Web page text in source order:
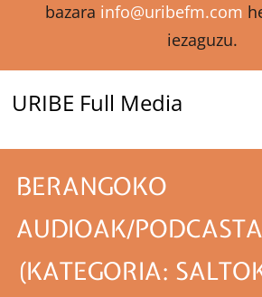
bazara info@uribefm.com
iezaguzu.
URIBE Full Media
BERANGOKO
AUDIOAK/
(KATEGORIA: